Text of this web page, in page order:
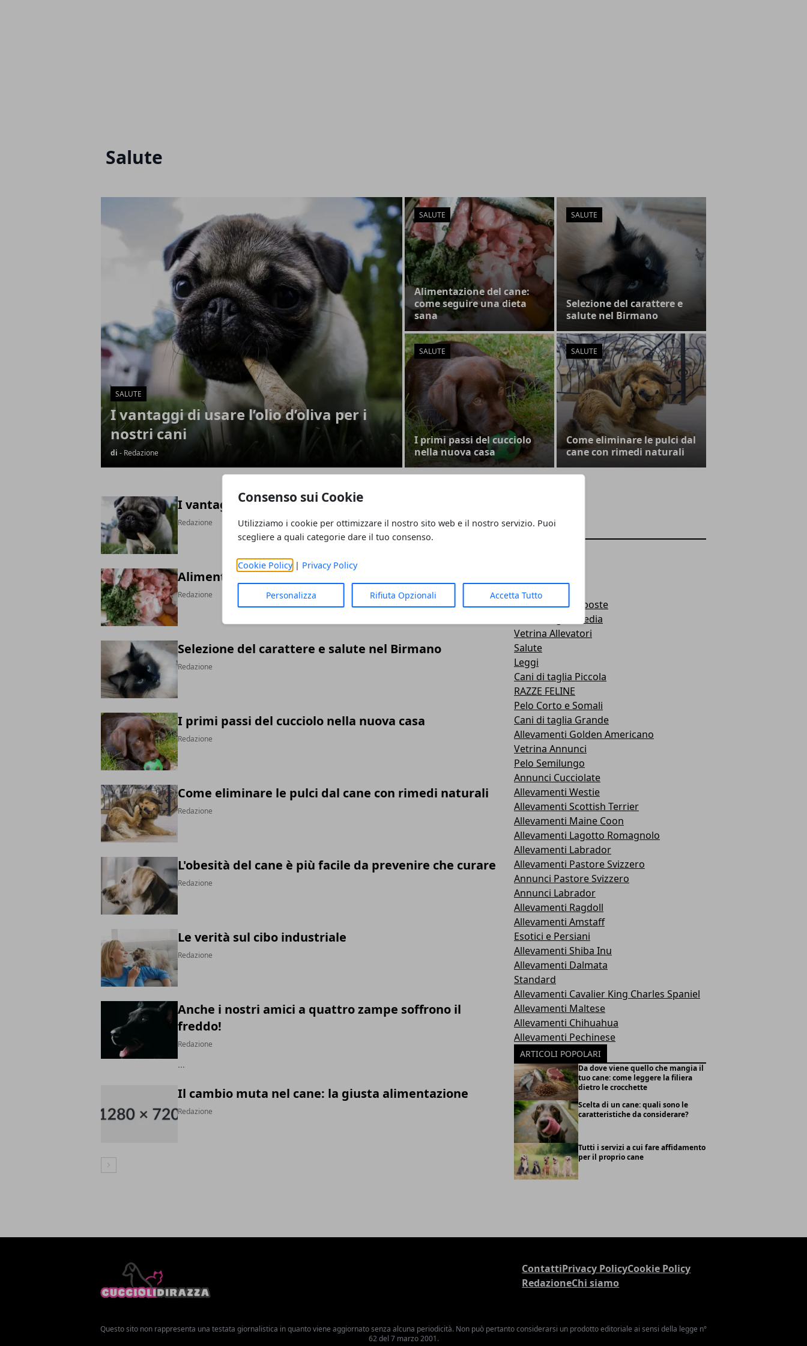
Consenso sui Cookie
Utilizziamo i cookie per ottimizzare il nostro sito web e il nostro servizio. Puoi
scegliere a quali categorie dare il tuo consenso.
Cookie Policy| Privacy Policy
Personalizza Rifiuta Opzionali Accetta Tutto
Salute
SALUTE
I vantaggi di usare l’olio d’oliva per i
nostri cani
di - Redazione
SALUTE
Alimentazione del cane:
come seguire una dieta
sana
SALUTE
Selezione del carattere e
salute nel Birmano
SALUTE
I primi passi del cucciolo
nella nuova casa
SALUTE
Come eliminare le pulci dal
cane con rimedi naturali
I vantaggi di usare l’olio d’oliva per i nostri cani
Redazione
Alimentazione del cane: come seguire una dieta sana
Redazione
Selezione del carattere e salute nel Birmano
Redazione
I primi passi del cucciolo nella nuova casa
Redazione
Come eliminare le pulci dal cane con rimedi naturali
Redazione
L'obesità del cane è più facile da prevenire che curare
Redazione
Le verità sul cibo industriale
Redazione
Anche i nostri amici a quattro zampe soffrono il
freddo!
Redazione
...
Il cambio muta nel cane: la giusta alimentazione
Redazione
Articolo Successivo
CATEGORIE
Federazioni
Domande e Risposte
Cani di taglia Media
Vetrina Allevatori
Salute
Leggi
Cani di taglia Piccola
RAZZE FELINE
Pelo Corto e Somali
Cani di taglia Grande
Allevamenti Golden Americano
Vetrina Annunci
Pelo Semilungo
Annunci Cucciolate
Allevamenti Westie
Allevamenti Scottish Terrier
Allevamenti Maine Coon
Allevamenti Lagotto Romagnolo
Allevamenti Labrador
Allevamenti Pastore Svizzero
Annunci Pastore Svizzero
Annunci Labrador
Allevamenti Ragdoll
Allevamenti Amstaff
Esotici e Persiani
Allevamenti Shiba Inu
Allevamenti Dalmata
Standard
Allevamenti Cavalier King Charles Spaniel
Allevamenti Maltese
Allevamenti Chihuahua
Allevamenti Pechinese
ARTICOLI POPOLARI
Da dove viene quello che mangia il
tuo cane: come leggere la filiera
dietro le crocchette
Scelta di un cane: quali sono le
caratteristiche da considerare?
Tutti i servizi a cui fare affidamento
per il proprio cane
ContattiPrivacy PolicyCookie Policy
RedazioneChi siamo
Questo sito non rappresenta una testata giornalistica in quanto viene aggiornato senza alcuna periodicità. Non può pertanto considerarsi un prodotto editoriale ai sensi della legge n°
62 del 7 marzo 2001.